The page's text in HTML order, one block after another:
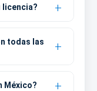
licencia?
todas las
México?